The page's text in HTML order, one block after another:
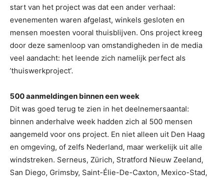
start van het project was dat een ander verhaal:
evenementen waren afgelast, winkels gesloten en
mensen moesten vooral thuisblijven. Ons project kreeg
door deze samenloop van omstandigheden in de media
veel aandacht: het leende zich namelijk perfect als
’thuiswerkproject’.
500 aanmeldingen binnen een week
Dit was goed terug te zien in het deelnemersaantal:
binnen anderhalve week hadden zich al 500 mensen
aangemeld voor ons project. En niet alleen uit Den Haag
en omgeving, of zelfs Nederland, maar werkelijk uit alle
windstreken. Serneus, Zürich, Stratford Nieuw Zeeland,
San Diego, Grimsby, Saint-Élie-De-Caxton, Mexico-Stad,